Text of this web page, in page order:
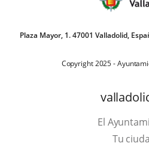
Plaza Mayor, 1. 47001 Valladolid,
Copyright 2025 -
El
Tu